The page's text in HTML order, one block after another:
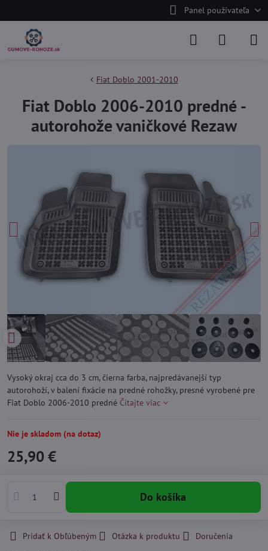
Panel používateľa
Fiat Doblo 2001-2010
Fiat Doblo 2006-2010 predné -
autorohože vaničkové Rezaw
Vysoký okraj cca do 3 cm, čierna farba, najpredávanejší typ
autorohoží, v balení fixácie na predné rohožky, presné vyrobené pre
Fiat Doblo 2006-2010 predné Čítajte viac
Nie je skladom (na dotaz)
25,90 €
Do košíka
Pridať k Obľúbeným Otázka k produktu
Doručenia